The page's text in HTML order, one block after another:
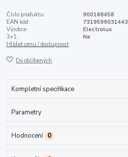
Číslo produktu:
900168458
EAN kód:
7319599031443
Výrobce:
Electrolux
3+1:
Ne
Hlídat cenu / dostupnost
Do oblíbených
Kompletní specifikace
Parametry
Hodnocení 0